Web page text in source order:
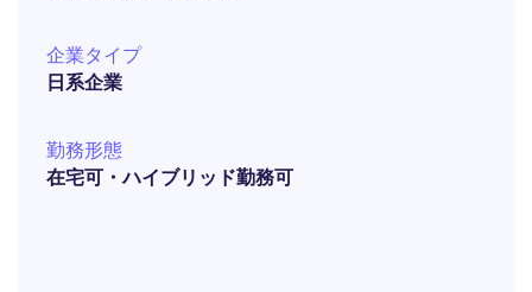
企業タイプ
日系企業
勤務形態
在宅可・ハイブリッド勤務可